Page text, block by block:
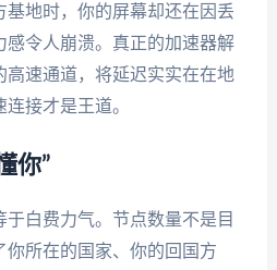
基地时，你的屏幕却还在因丢
感令人崩溃。真正的加速器解
高速通道，将延迟实实在在地
接才是王道。
你”
白费力气。节点数量不是目
你所在的国家、你的回国方